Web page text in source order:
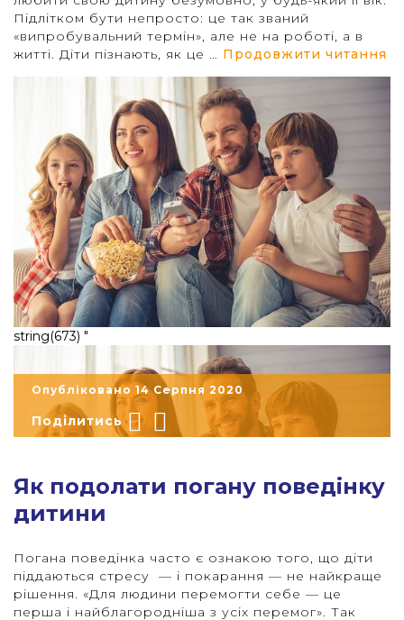
Підлітком бути непросто: це так званий
«випробувальний термін», але не на роботі, а в
житті. Діти пізнають, як це … Продовжити читання
string(673) "
"
Опубліковано 14 Серпня 2020
Поділитись
Як подолати погану поведінку
дитини
Погана поведінка часто є ознакою того, що діти
піддаються стресу — і покарання — не найкраще
рішення. «Для людини перемогти себе — це
перша і найблагородніша з усіх перемог». Так